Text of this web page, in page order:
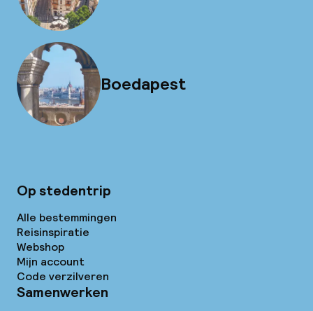
Boedapest
Op stedentrip
Alle bestemmingen
Reisinspiratie
Webshop
Mijn account
Code verzilveren
Samenwerken